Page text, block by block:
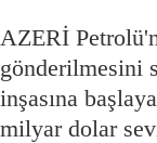
AZERİ
gönderilmesini
inşasına
milyar dolar